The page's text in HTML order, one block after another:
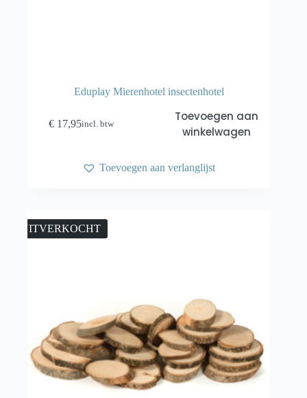
Eduplay Mierenhotel insectenhotel
€ 17,95incl. btw
Toevoegen aan
winkelwagen
Toevoegen aan verlanglijst
UITVERKOCHT